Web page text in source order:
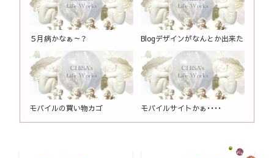
５月病かなぁ～？ Blogデザインがなんとか出来た
モバイルの買い物カゴ モバイルサイトかぁ・・・・